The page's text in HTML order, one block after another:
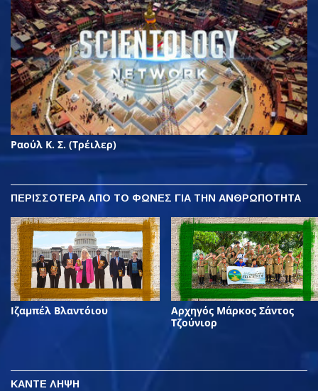
Ραούλ Κ. Σ. (Τρέιλερ)
ΠΕΡΙΣΣΟΤΕΡΑ ΑΠΟ ΤΟ ΦΩΝΕΣ ΓΙΑ ΤΗΝ ΑΝΘΡΩΠΟΤΗΤΑ
Ιζαμπέλ Βλαντόιου
Αρχηγός Μάρκος Σάντος
Τζούνιορ
ΚΑΝΤΕ ΛΗΨΗ